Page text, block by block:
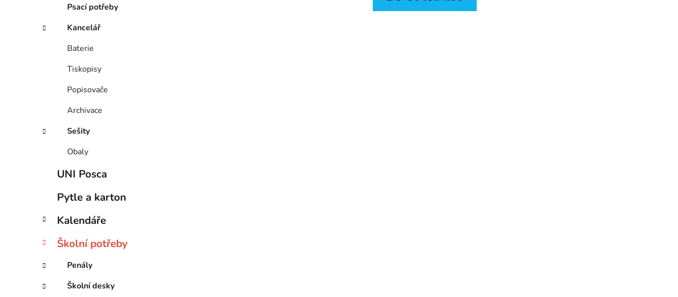
e
Psací potřeby
Kancelář
Baterie
Tiskopisy
Popisovače
Archivace
Sešity
Obaly
UNI Posca
Pytle a karton
Kalendáře
Školní potřeby
Penály
Školní desky